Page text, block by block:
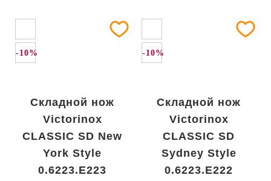
-10%
Складной нож
Victorinox
CLASSIC SD New
York Style
0.6223.E223
-10%
Складной нож
Victorinox
CLASSIC SD
Sydney Style
0.6223.E222